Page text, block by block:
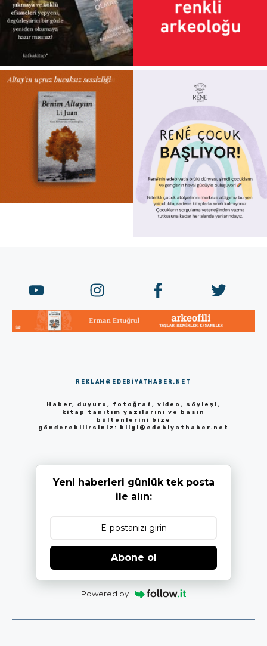
REKLAM@EDEBIYATHABER.NET
Haber, duyuru, fotoğraf, video, söyleşi,
kitap tanıtım yazılarını ve basın
bültenlerini bize
gönderebilirsiniz: bilgi@edebiyathaber.net
Yeni haberleri günlük tek posta
ile alın:
Abone ol
Powered by